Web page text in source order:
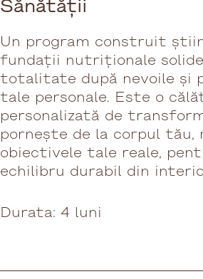
Sănătății
Un program construit
fundații nutriționale
totalitate după nevoile și
tale personale. Este o
personalizată de
pornește de la corpul
obiectivele tale reale,
echilibru durabil din
Durata: 4 luni